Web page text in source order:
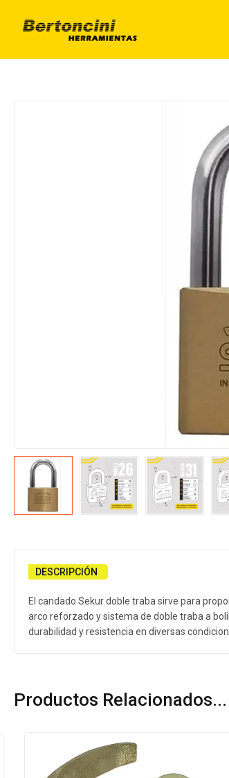
DESCRIPCIÓN
El candado Sekur doble traba sirve para
arco reforzado y sistema de doble traba a
durabilidad y resistencia en diversas
Productos Relacionados...